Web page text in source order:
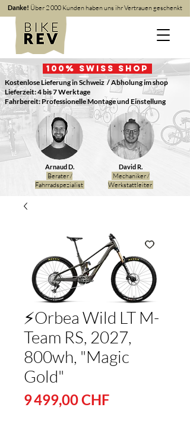
Danke! Über 2 000 Kunden haben uns ihr Vertrauen geschenkt
100 % Swiss Shop
Kostenlose Lieferung in Schweiz / Abholung im shop
Lieferzeit: 4 bis 7 Werktage
Fahrbereit: Professionelle Montage und Einstellung
Arnaud D.
Berater /
Fahrradspezialist
David R.
Mechaniker /
Werkstattleiter
⚡Orbea Wild LT M-
Team RS, 2027,
800wh, "Magic
Gold"
9 499,00 CHFPreis